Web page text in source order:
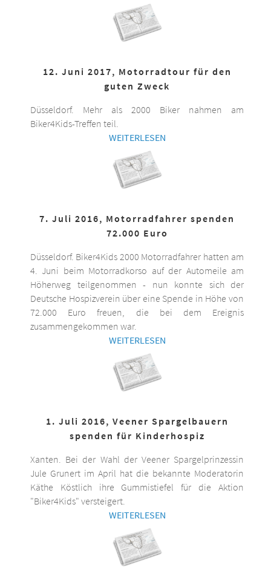
12. Juni 2017, Motorradtour für den
guten Zweck
Düsseldorf. Mehr als 2000 Biker nahmen am
Biker4Kids-Treffen teil.
WEITERLESEN
7. Juli 2016, Motorradfahrer spenden
72.000 Euro
Düsseldorf. Biker4Kids 2000 Motorradfahrer hatten am
4. Juni beim Motorradkorso auf der Automeile am
Höherweg teilgenommen - nun konnte sich der
Deutsche Hospizverein über eine Spende in Höhe von
72.000 Euro freuen, die bei dem Ereignis
zusammengekommen war.
WEITERLESEN
1. Juli 2016, Veener Spargelbauern
spenden für Kinderhospiz
Xanten. Bei der Wahl der Veener Spargelprinzessin
Jule Grunert im April hat die bekannte Moderatorin
Käthe Köstlich ihre Gummistiefel für die Aktion
"Biker4Kids" versteigert.
WEITERLESEN